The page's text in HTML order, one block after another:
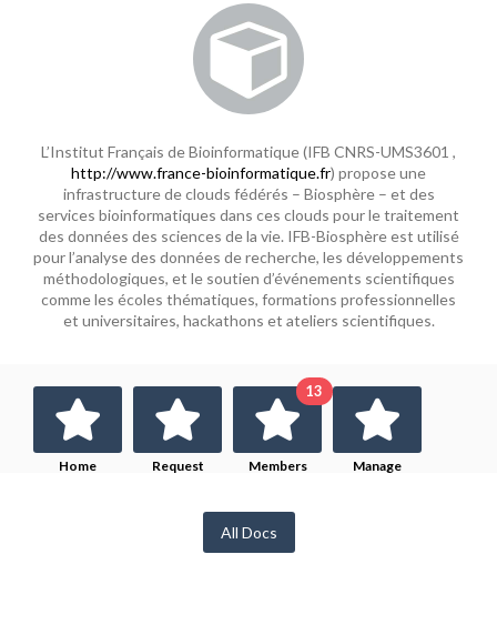
L’Institut Français de Bioinformatique (IFB CNRS-UMS3601 ,
http://www.france-bioinformatique.fr) propose une
infrastructure de clouds fédérés – Biosphère – et des
services bioinformatiques dans ces clouds pour le traitement
des données des sciences de la vie. IFB-Biosphère est utilisé
pour l’analyse des données de recherche, les développements
méthodologiques, et le soutien d’événements scientifiques
comme les écoles thématiques, formations professionnelles
et universitaires, hackathons et ateliers scientifiques.
Home
Request
Members
13
Manage
All Docs